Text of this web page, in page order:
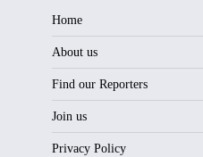
Home
About us
Find our Reporters
Join us
Privacy Policy